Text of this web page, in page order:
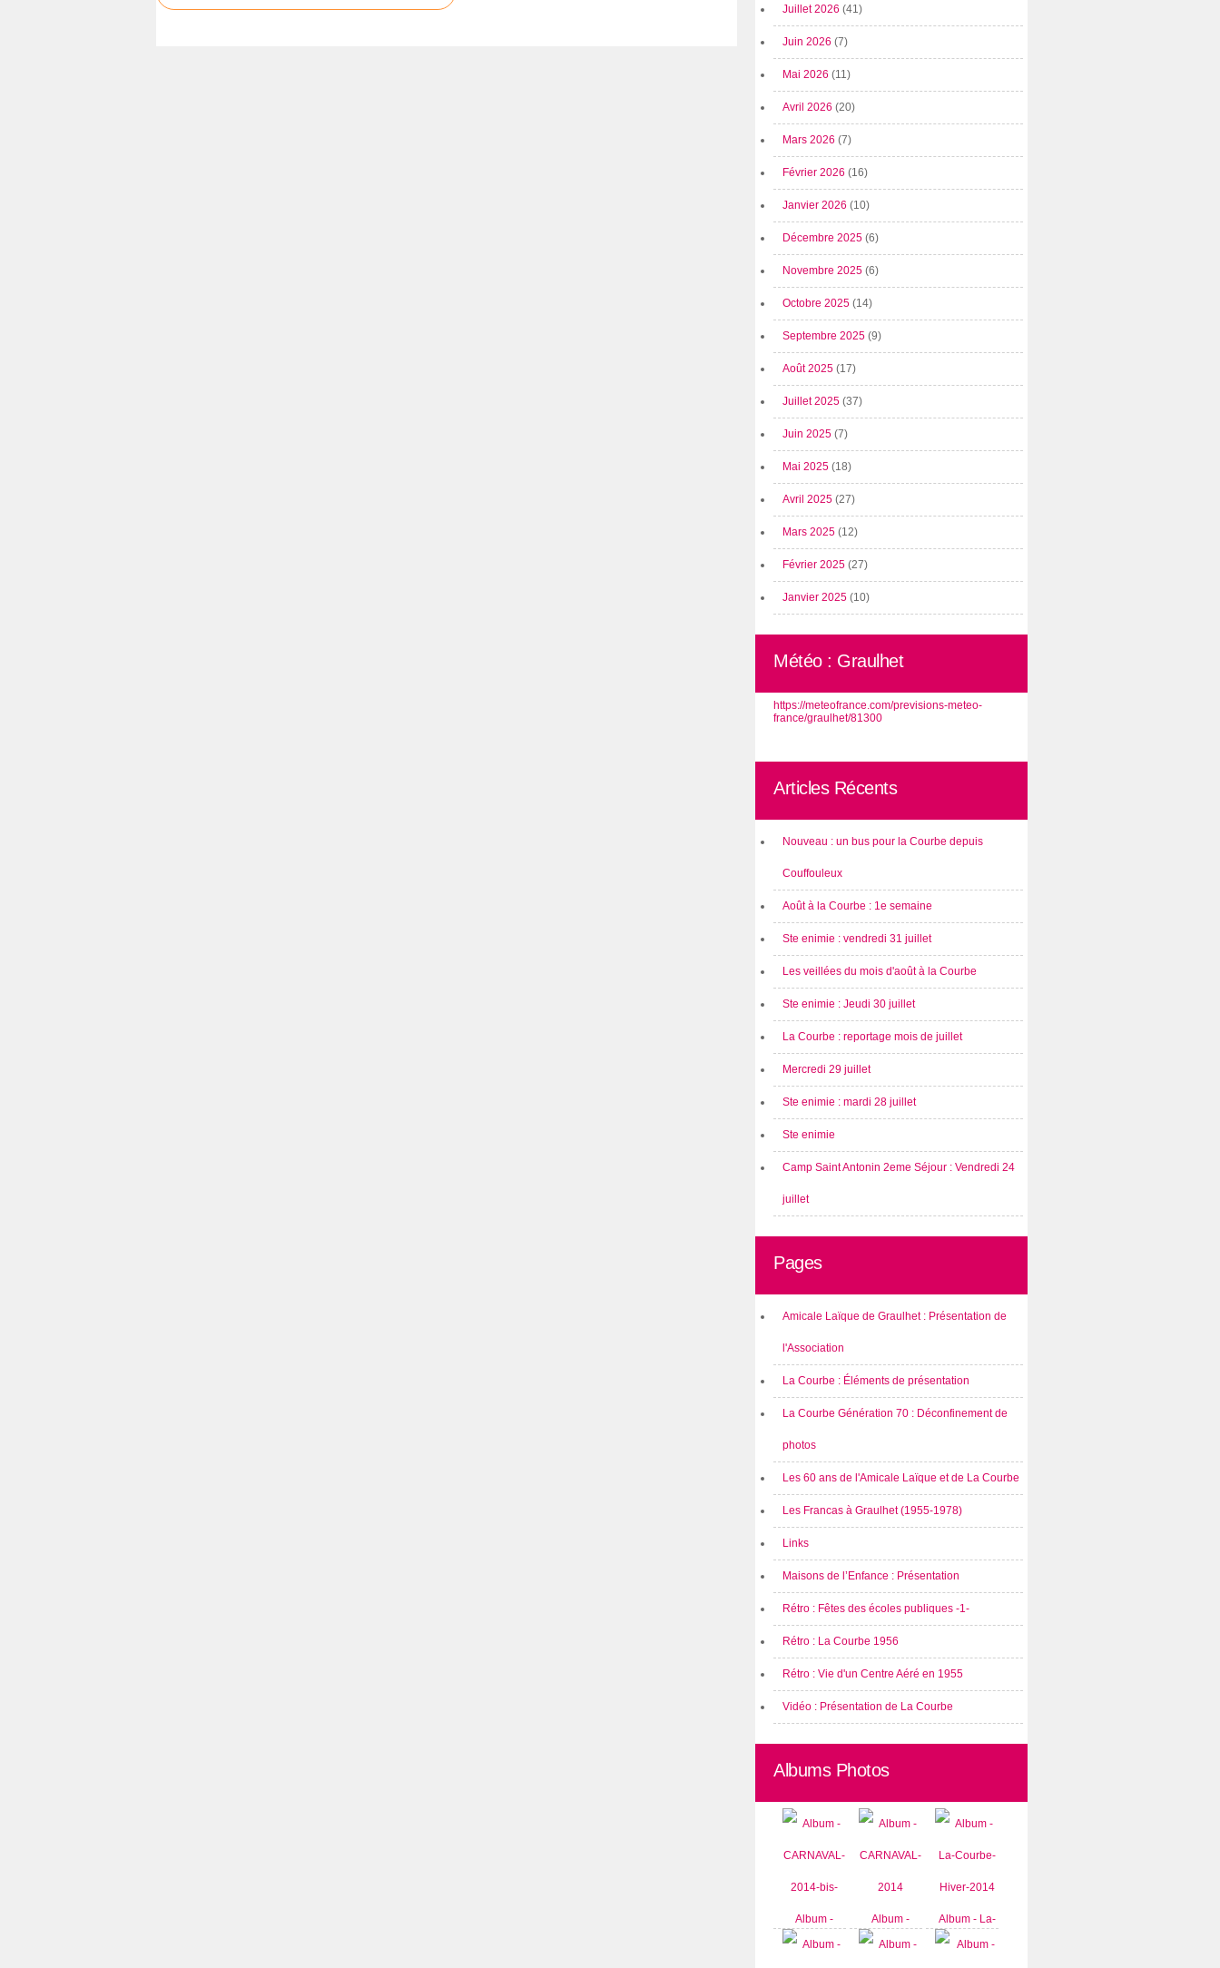
Juillet 2026 (41)
Juin 2026 (7)
Mai 2026 (11)
Avril 2026 (20)
Mars 2026 (7)
Février 2026 (16)
Janvier 2026 (10)
Décembre 2025 (6)
Novembre 2025 (6)
Octobre 2025 (14)
Septembre 2025 (9)
Août 2025 (17)
Juillet 2025 (37)
Juin 2025 (7)
Mai 2025 (18)
Avril 2025 (27)
Mars 2025 (12)
Février 2025 (27)
Janvier 2025 (10)
Météo : Graulhet
https://meteofrance.com/previsions-meteo-
france/graulhet/81300
Articles Récents
Nouveau : un bus pour la Courbe depuis
Couffouleux
Août à la Courbe : 1e semaine
Ste enimie : vendredi 31 juillet
Les veillées du mois d'août à la Courbe
Ste enimie : Jeudi 30 juillet
La Courbe : reportage mois de juillet
Mercredi 29 juillet
Ste enimie : mardi 28 juillet
Ste enimie
Camp Saint Antonin 2eme Séjour : Vendredi 24
juillet
Pages
Amicale Laïque de Graulhet : Présentation de
l'Association
La Courbe : Éléments de présentation
La Courbe Génération 70 : Déconfinement de
photos
Les 60 ans de l'Amicale Laïque et de La Courbe
Les Francas à Graulhet (1955-1978)
Links
Maisons de l’Enfance : Présentation
Rétro : Fêtes des écoles publiques -1-
Rétro : La Courbe 1956
Rétro : Vie d'un Centre Aéré en 1955
Vidéo : Présentation de La Courbe
Albums Photos
Album -
CARNAVAL-
Album -
CARNAVAL-
Album - La-
Courbe-